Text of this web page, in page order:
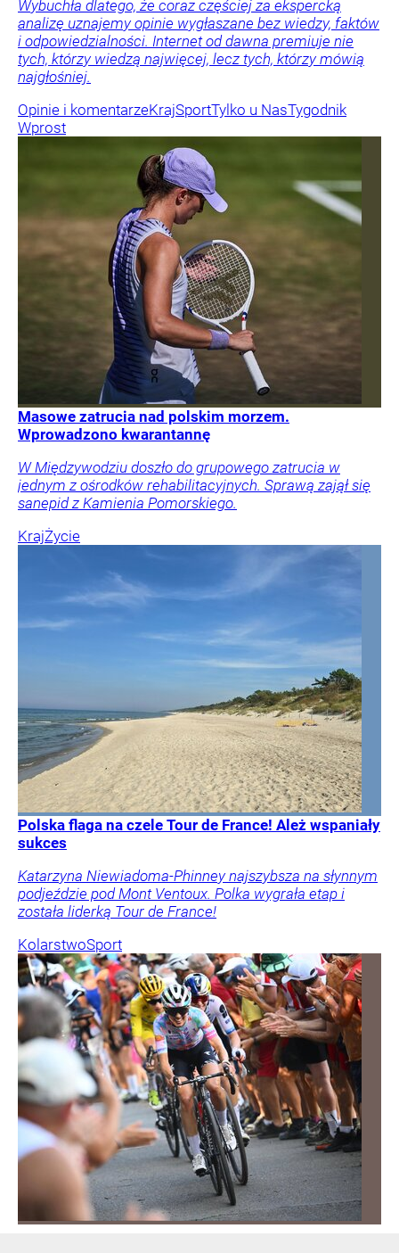
Wybuchła dlatego, że coraz częściej za ekspercką
analizę uznajemy opinie wygłaszane bez wiedzy, faktów
i odpowiedzialności. Internet od dawna premiuje nie
tych, którzy wiedzą najwięcej, lecz tych, którzy mówią
najgłośniej.
Opinie i komentarzeKrajSportTylko u NasTygodnik
Wprost
Masowe zatrucia nad polskim morzem.
Wprowadzono kwarantannę
W Międzywodziu doszło do grupowego zatrucia w
jednym z ośrodków rehabilitacyjnych. Sprawą zajął się
sanepid z Kamienia Pomorskiego.
KrajŻycie
Polska flaga na czele Tour de France! Ależ wspaniały
sukces
Katarzyna Niewiadoma-Phinney najszybsza na słynnym
podjeździe pod Mont Ventoux. Polka wygrała etap i
została liderką Tour de France!
KolarstwoSport